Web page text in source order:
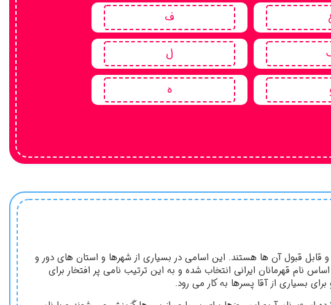
ف
ل
ه
قابل قبول آن ها هستند. این اسامی در بسیاری از شهرها و استان های دور و
نام قهرمانان ایرانی انتخاب شده و به این ترتیب نامی پر افتخار برای
بسیاری از آقا پسرها به کار می رود.